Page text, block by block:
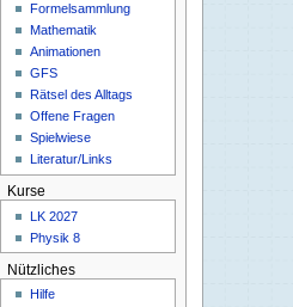
Formelsammlung
Mathematik
Animationen
GFS
Rätsel des Alltags
Offene Fragen
Spielwiese
Literatur/Links
Kurse
LK 2027
Physik 8
Nützliches
Hilfe